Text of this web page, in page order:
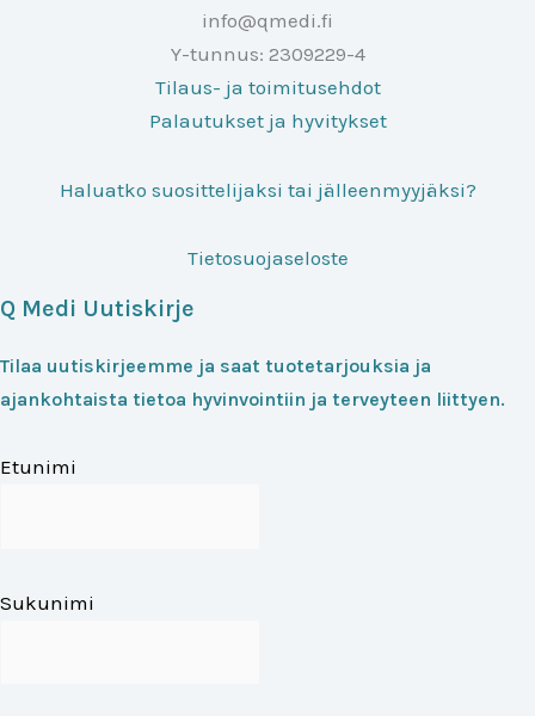
info@qmedi.fi
Y-tunnus: 2309229-4
Tilaus- ja toimitusehdot
Palautukset ja hyvitykset
Haluatko suosittelijaksi tai jälleenmyyjäksi?
Tietosuojaseloste
Q Medi Uutiskirje
Tilaa uutiskirjeemme ja saat tuotetarjouksia ja
ajankohtaista tietoa hyvinvointiin ja terveyteen liittyen.
Etunimi
Sukunimi